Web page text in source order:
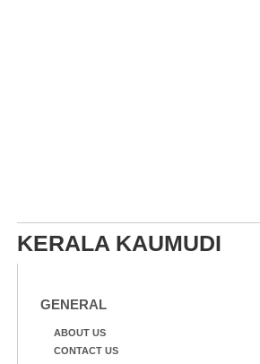
KERALA KAUMUDI
GENERAL
ABOUT US
CONTACT US